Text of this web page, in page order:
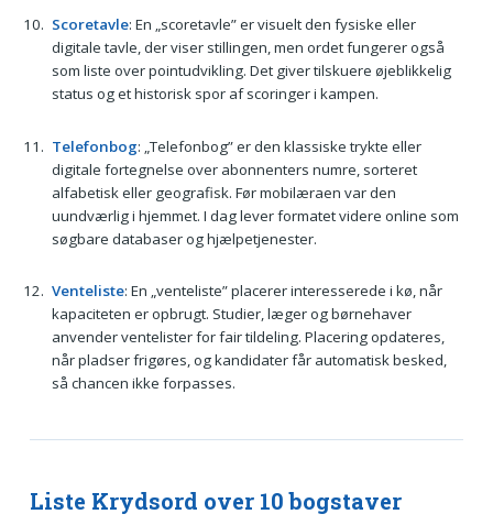
Scoretavle: En „scoretavle” er visuelt den fysiske eller
digitale tavle, der viser stillingen, men ordet fungerer også
som liste over pointudvikling. Det giver tilskuere øjeblikkelig
status og et historisk spor af scoringer i kampen.
Telefonbog: „Telefonbog” er den klassiske trykte eller
digitale fortegnelse over abonnenters numre, sorteret
alfabetisk eller geografisk. Før mobilæraen var den
uundværlig i hjemmet. I dag lever formatet videre online som
søgbare databaser og hjælpetjenester.
Venteliste: En „venteliste” placerer interesserede i kø, når
kapaciteten er opbrugt. Studier, læger og børnehaver
anvender ventelister for fair tildeling. Placering opdateres,
når pladser frigøres, og kandidater får automatisk besked,
så chancen ikke forpasses.
Liste Krydsord over 10 bogstaver